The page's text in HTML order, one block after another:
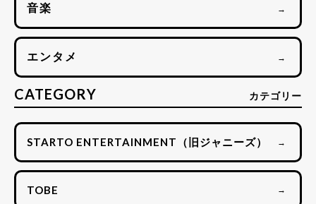
音楽 →
エンタメ →
CATEGORY カテゴリー
STARTO ENTERTAINMENT（旧ジャニーズ） →
TOBE →